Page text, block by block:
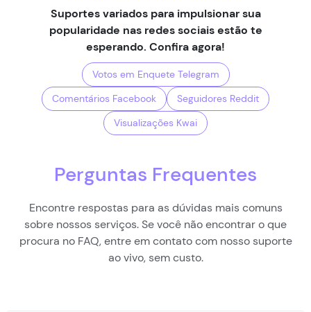
Suportes variados para impulsionar sua
popularidade nas redes sociais estão te
esperando. Confira agora!
Votos em Enquete Telegram
Comentários Facebook
Seguidores Reddit
Visualizações Kwai
Perguntas Frequentes
Encontre respostas para as dúvidas mais comuns
sobre nossos serviços. Se você não encontrar o que
procura no FAQ, entre em contato com nosso suporte
ao vivo, sem custo.